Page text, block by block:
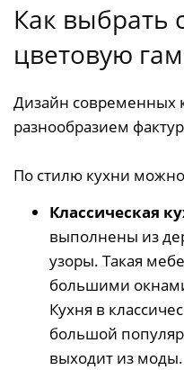
Как выбрать
цветовую
Дизайн современных
разнообразием
По стилю кухни
Классическая
выполнены из
узоры. Такая
большими
Кухня в
большой
выходит из моды.